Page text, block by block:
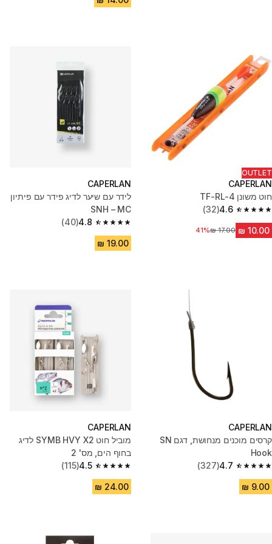
OUTLET
CAPERLAN
חוט משונן TF-RL-4
4.6
4.6 out of 5 stars from 32 reviews
(32)
מחיר לפני הנחה‏17.00 ₪
41%
CAPERLAN
לידר עם שיער לדיג פידר עם פיתיון
SNH – MC
4.8
4.8 out of 5 stars from 40 reviews
(40)
CAPERLAN
קרסים מוכנים מנחושת, דגם SN
Hook
4.7
4.7 out of 5 stars from 327 reviews
(327)
CAPERLAN
מוביל חוט SYMB HVY X2 לדיג
בחוף הים, מס' 2
4.5
4.5 out of 5 stars from 115 reviews
(115)